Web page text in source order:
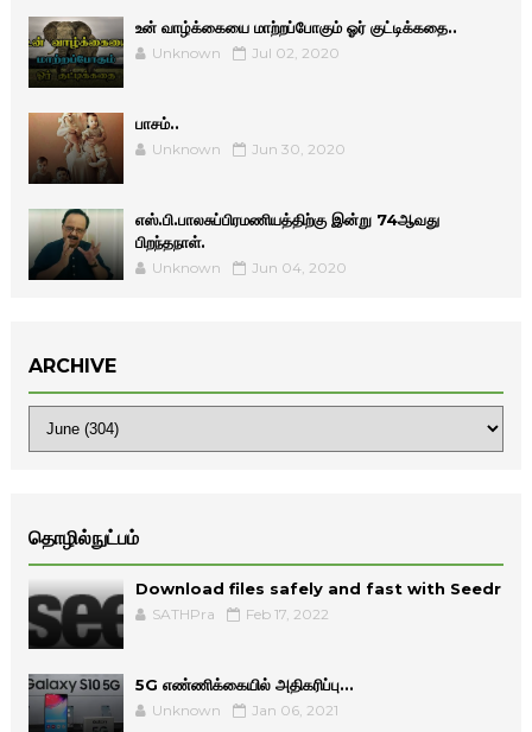
உன் வாழ்க்கையை மாற்றப்போகும் ஓர் குட்டிக்கதை..
Unknown Jul 02, 2020
பாசம்..
Unknown Jun 30, 2020
எஸ்.பி.பாலசுப்பிரமணியத்திற்கு இன்று 74ஆவது
பிறந்தநாள்.
Unknown Jun 04, 2020
ARCHIVE
தொழில்நுட்பம்
Download files safely and fast with Seedr
SATHPra Feb 17, 2022
5G எண்ணிக்கையில் அதிகரிப்பு...
Unknown Jan 06, 2021